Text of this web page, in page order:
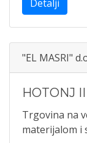
Detalji
"EL MASRI"
HOTONJ
Trgovina na
materijalom i